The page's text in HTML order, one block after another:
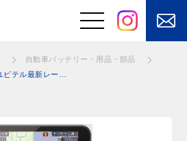
発
⾃動⾞バッテリー・⽤品・部品